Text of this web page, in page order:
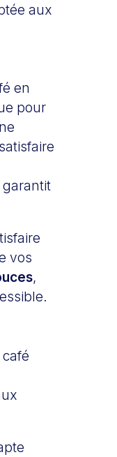
aux
en
pour
garantit
vos
,